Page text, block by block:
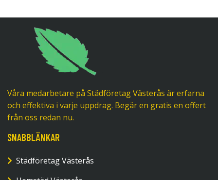
Våra medarbetare på Städföretag Västerås är erfarna
och effektiva i varje uppdrag. Begär en gratis en offert
från oss redan nu.
SNABBLÄNKAR
Städföretag Västerås